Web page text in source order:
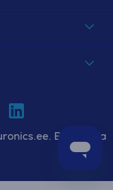
Все права